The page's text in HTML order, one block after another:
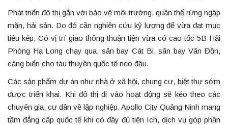
Phát triển đô thị gắn với bảo vệ môi trường, quần thể rừng ngập
mặn, hải sản. Do đó cần nghiên cứu kỹ lượng để vừa đạt mục
tiêu kép. Có vị trí giao thông thuận tiện vừa có cao tốc 5B Hải
Phòng Hạ Long chạy qua, sân bay Cát Bi, sân bay Vân Đồn,
cảng biển cho tàu thuyền quốc tế neo đậu.
Các sản phẩm dự án như nhà ở xã hội, chung cư, biệt thự sớm
được triển khai. Khi đô thị đi vào hoạt động sẽ kéo theo các
chuyên gia, cư dân về lập nghiệp. Apollo City Quảng Ninh mang
tầm đẳng cấp quốc tế khi có đầy đủ tiện ích, dịch vụ góp phần